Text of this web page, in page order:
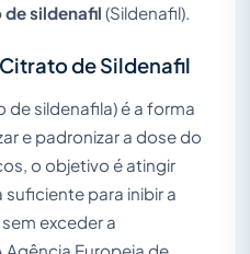
sildenafil (Sildenafil).
de Sildenafil
de sildenafila) é a forma
e padronizar a dose do
o objetivo é atingir
para inibir a
exceder a
Europeia de